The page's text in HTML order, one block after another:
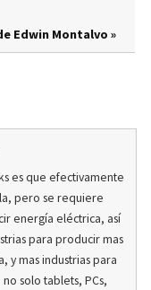
Edwin Montalvo »
es que efectivamente
pero se requiere
energía eléctrica, así
para producir mas
y mas industrias para
solo tablets, PCs,